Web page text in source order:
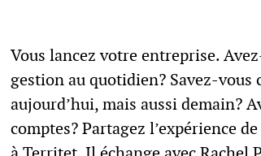
Vous lancez votre entreprise.
gestion au quotidien? Savez-
aujourd’hui, mais aussi demain?
comptes? Partagez l’expérience